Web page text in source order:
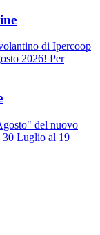
di Ipercoop
2026! Per
del nuovo
30 Luglio al 19